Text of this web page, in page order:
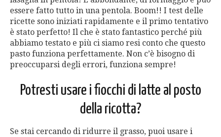
essere fatto tutto in una pentola. Boom!! I test delle
ricette sono iniziati rapidamente e il primo tentativo
è stato perfetto! Il che è stato fantastico perché più
abbiamo testato e più ci siamo resi conto che questo
pasto funziona perfettamente. Non c’è bisogno di
preoccuparsi degli errori, funziona sempre!
Potresti usare i fiocchi di latte al posto
della ricotta?
Se stai cercando di ridurre il grasso, puoi usare i